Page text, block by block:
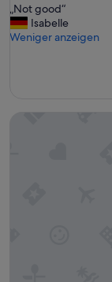
10,
Sehr
gut,
„
N
o
„Not good“
Isabelle
Weniger anzeigen